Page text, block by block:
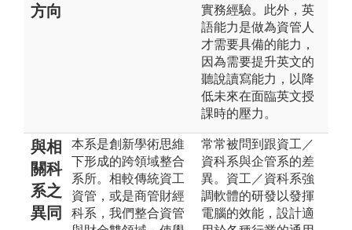
方向
實務經驗。此外，英
語能力是做為資管人
才需要具備的能力，
因為需要提升英文的
聽說讀寫能力，以降
低未來在面臨英文授
課時的壓力。
與相
關科
系之
異同
本系是創新學術思維
下形成的跨領域整合
系所。相較傳統資工
資管，或是商管財經
科系，我們整合資管
常常被問到跟資工／
資科系與企管系的差
異。資工／資科系強
調軟體的研發以發揮
電腦的效能，設計適